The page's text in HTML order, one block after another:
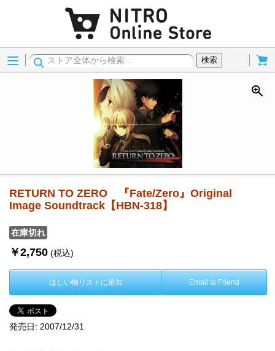
Menu
検索
RETURN TO ZERO 『Fate/Zero』Original
Image Soundtrack【HBN-318】
在庫切れ
￥2,750 (税込)
ほしい物リストに追加 Email to Friend
発売日: 2007/12/31